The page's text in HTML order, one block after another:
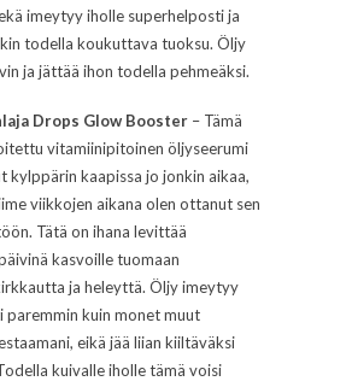
imeytyy iholle superhelposti ja
todella koukuttava tuoksu. Öljy
ja jättää ihon todella pehmeäksi.
Drops Glow Booster – Tämä
vitamiinipitoinen öljyseerumi
kylppärin kaapissa jo jonkin aikaa,
viikkojen aikana olen ottanut sen
Tätä on ihana levittää
kasvoille tuomaan
ja heleyttä. Öljy imeytyy
paremmin kuin monet muut
eikä jää liian kiiltäväksi
kuivalle iholle tämä voisi